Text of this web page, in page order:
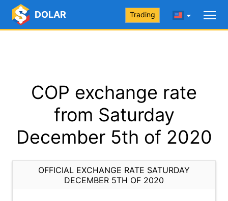
DOLAR Trading
COP exchange rate
from Saturday
December 5th of 2020
OFFICIAL EXCHANGE RATE SATURDAY
DECEMBER 5TH OF 2020